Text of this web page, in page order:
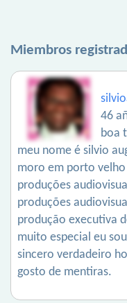
Miembros
46
boa
meu nome é silvio
moro em porto
produções
produções
produção executiva
muito especial eu
sincero verdadeiro
gosto de mentiras.